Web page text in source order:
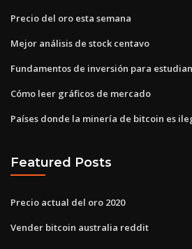
Precio del oro esta semana
Mejor análisis de stock centavo
Fundamentos de inversión para
Cómo leer gráficos de mercado
Países donde la minería de bitcoin es
Featured Posts
Precio actual del oro 2020
Vender bitcoin australia reddit